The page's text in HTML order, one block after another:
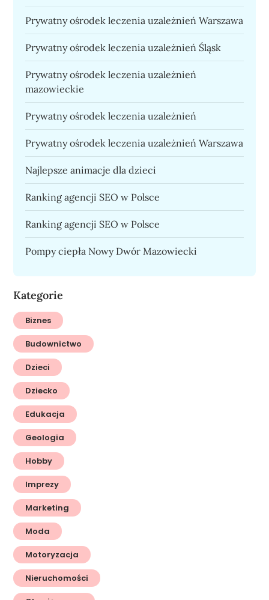
Prywatny ośrodek leczenia uzależnień Warszawa
Prywatny ośrodek leczenia uzależnień Śląsk
Prywatny ośrodek leczenia uzależnień
mazowieckie
Prywatny ośrodek leczenia uzależnień
Prywatny ośrodek leczenia uzależnień Warszawa
Najlepsze animacje dla dzieci
Ranking agencji SEO w Polsce
Ranking agencji SEO w Polsce
Pompy ciepła Nowy Dwór Mazowiecki
Kategorie
Biznes
Budownictwo
Dzieci
Dziecko
Edukacja
Geologia
Hobby
Imprezy
Marketing
Moda
Motoryzacja
Nieruchomości